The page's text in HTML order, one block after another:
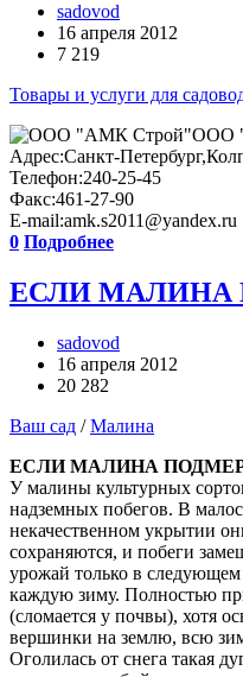
sadovod
16 апреля 2012
7 219
Товары и услуги для
ООО
Адрес:Санкт-
Телефон:240-25-45
Факс:461-27-90
E-mail:amk.s2011@yandex.ru
0 Подробнее
ЕСЛИ МАЛИНА
sadovod
16 апреля 2012
20 282
Ваш сад /Малина
ЕСЛИ МАЛИНА
У малины культурных
надземных побегов. В
некачественном укрытии
сохраняются, и побеги
урожай только в следующем
каждую зиму. Полностью
(сломается у почвы), хотя
вершинки на землю, всю
Оголилась от снега такая